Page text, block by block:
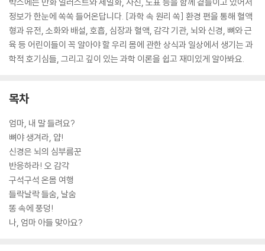
정보가 한눈에 쏙쏙 들어온답니다. [과학 속 원리 쏙] 환경 편을 통해 혈액
형과 유전, 소화와 배설, 호흡, 심장과 혈액, 감각 기관, 뇌와 신경, 뼈와 근
육 등 어린이들이 꼭 알아야 할 우리 몸에 관한 상식과 일상에서 생기는 과
학적 호기심들, 그리고 깊이 있는 과학 이론을 쉽고 재미있게 알아봐요.
목차
엄마, 내 말 들려요?
뼈야 생겨라, 얍!
신경은 뇌의 심부름꾼
반응하라! 오 감각
구석구석 온몸 여행
들락날락 들숨, 날숨
똥 속에 풍덩!
나, 엄마 아들 맞아요?